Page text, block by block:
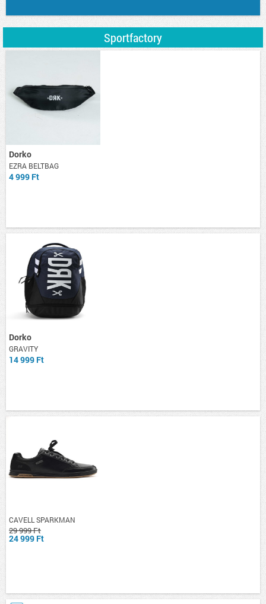
Sportfactory
Dorko
EZRA BELTBAG
4 999 Ft
Dorko
GRAVITY
14 999 Ft
CAVELL SPARKMAN
29 999 Ft
24 999 Ft